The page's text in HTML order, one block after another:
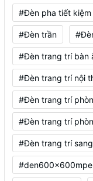
#Đèn pha tiết kiệm
#Đèn trần
#Đèn trang trí bàn
#Đèn trang trí nội
#Đèn trang trí
#Đèn trang trí
#Đèn trang trí
#den600x600mpe